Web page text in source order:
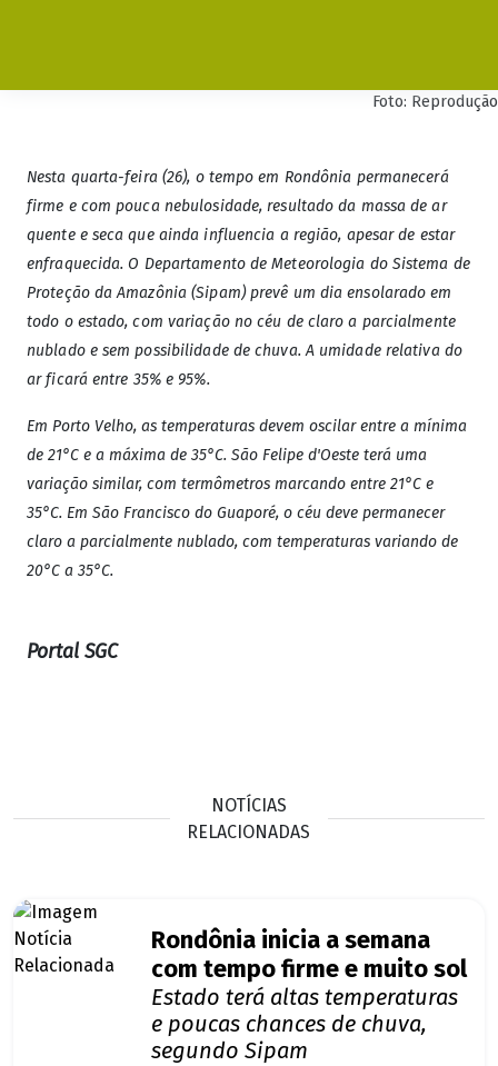
Foto: Reprodução
Nesta quarta-feira (26), o tempo em Rondônia permanecerá
firme e com pouca nebulosidade, resultado da massa de ar
quente e seca que ainda influencia a região, apesar de estar
enfraquecida. O Departamento de Meteorologia do Sistema de
Proteção da Amazônia (Sipam) prevê um dia ensolarado em
todo o estado, com variação no céu de claro a parcialmente
nublado e sem possibilidade de chuva. A umidade relativa do
ar ficará entre 35% e 95%.
Em Porto Velho, as temperaturas devem oscilar entre a mínima
de 21°C e a máxima de 35°C. São Felipe d'Oeste terá uma
variação similar, com termômetros marcando entre 21°C e
35°C. Em São Francisco do Guaporé, o céu deve permanecer
claro a parcialmente nublado, com temperaturas variando de
20°C a 35°C.
Portal SGC
NOTÍCIAS
RELACIONADAS
Rondônia inicia a semana
com tempo firme e muito sol
Estado terá altas temperaturas
e poucas chances de chuva,
segundo Sipam